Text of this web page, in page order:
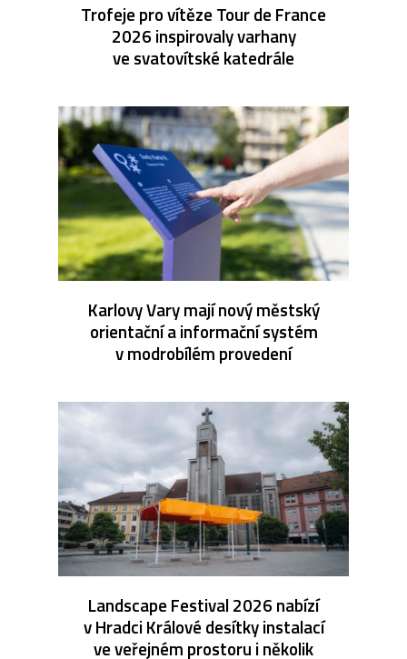
Trofeje pro vítěze Tour de France
2026 inspirovaly varhany
ve svatovítské katedrále
Karlovy Vary mají nový městský
orientační a informační systém
v modrobílém provedení
Landscape Festival 2026 nabízí
v Hradci Králové desítky instalací
ve veřejném prostoru i několik